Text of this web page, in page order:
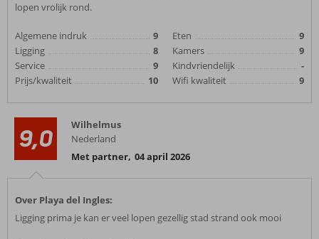
lopen vrolijk rond.
Algemene indruk
9
Ligging
8
Service
9
Prijs/kwaliteit
10
Eten
9
Kamers
9
Kindvriendelijk
-
Wifi kwaliteit
9
9,0
Wilhelmus
Nederland
Met partner, 04 april 2026
Over Playa del Ingles:
Ligging prima je kan er veel lopen gezellig stad strand ook mooi